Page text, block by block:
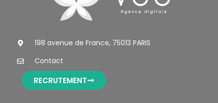
198 avenue de France, 75013 PARIS
Contact
RECRUTEMENT